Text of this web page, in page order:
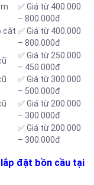
✅ Giá từ 400.000
– 800.000đ
cắt ✅ Giá từ 400.000
– 800.000đ
✅ Giá từ 250.000
– 450.000đ
✅ Giá từ 300.000
– 500.000đ
✅ Giá từ 200.000
– 300.000đ
✅ Giá từ 200.000
– 300.000đ
đặt bồn cầu tại